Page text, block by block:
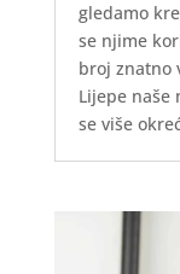
gledamo
se njime
broj znatno
Lijepe naše
se više